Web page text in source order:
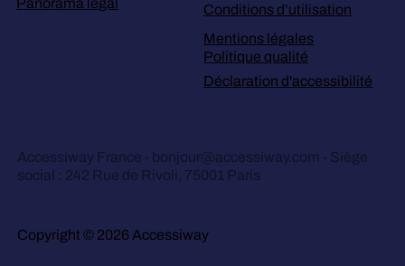
Panorama légal
Conditions d’utilisation
Mentions légales
Politique qualité
Déclaration d'accessibilité
Accessiway France - bonjour@accessiway.com - Siège
social : 242 Rue de Rivoli, 75001 Paris
Copyright © 2026 Accessiway